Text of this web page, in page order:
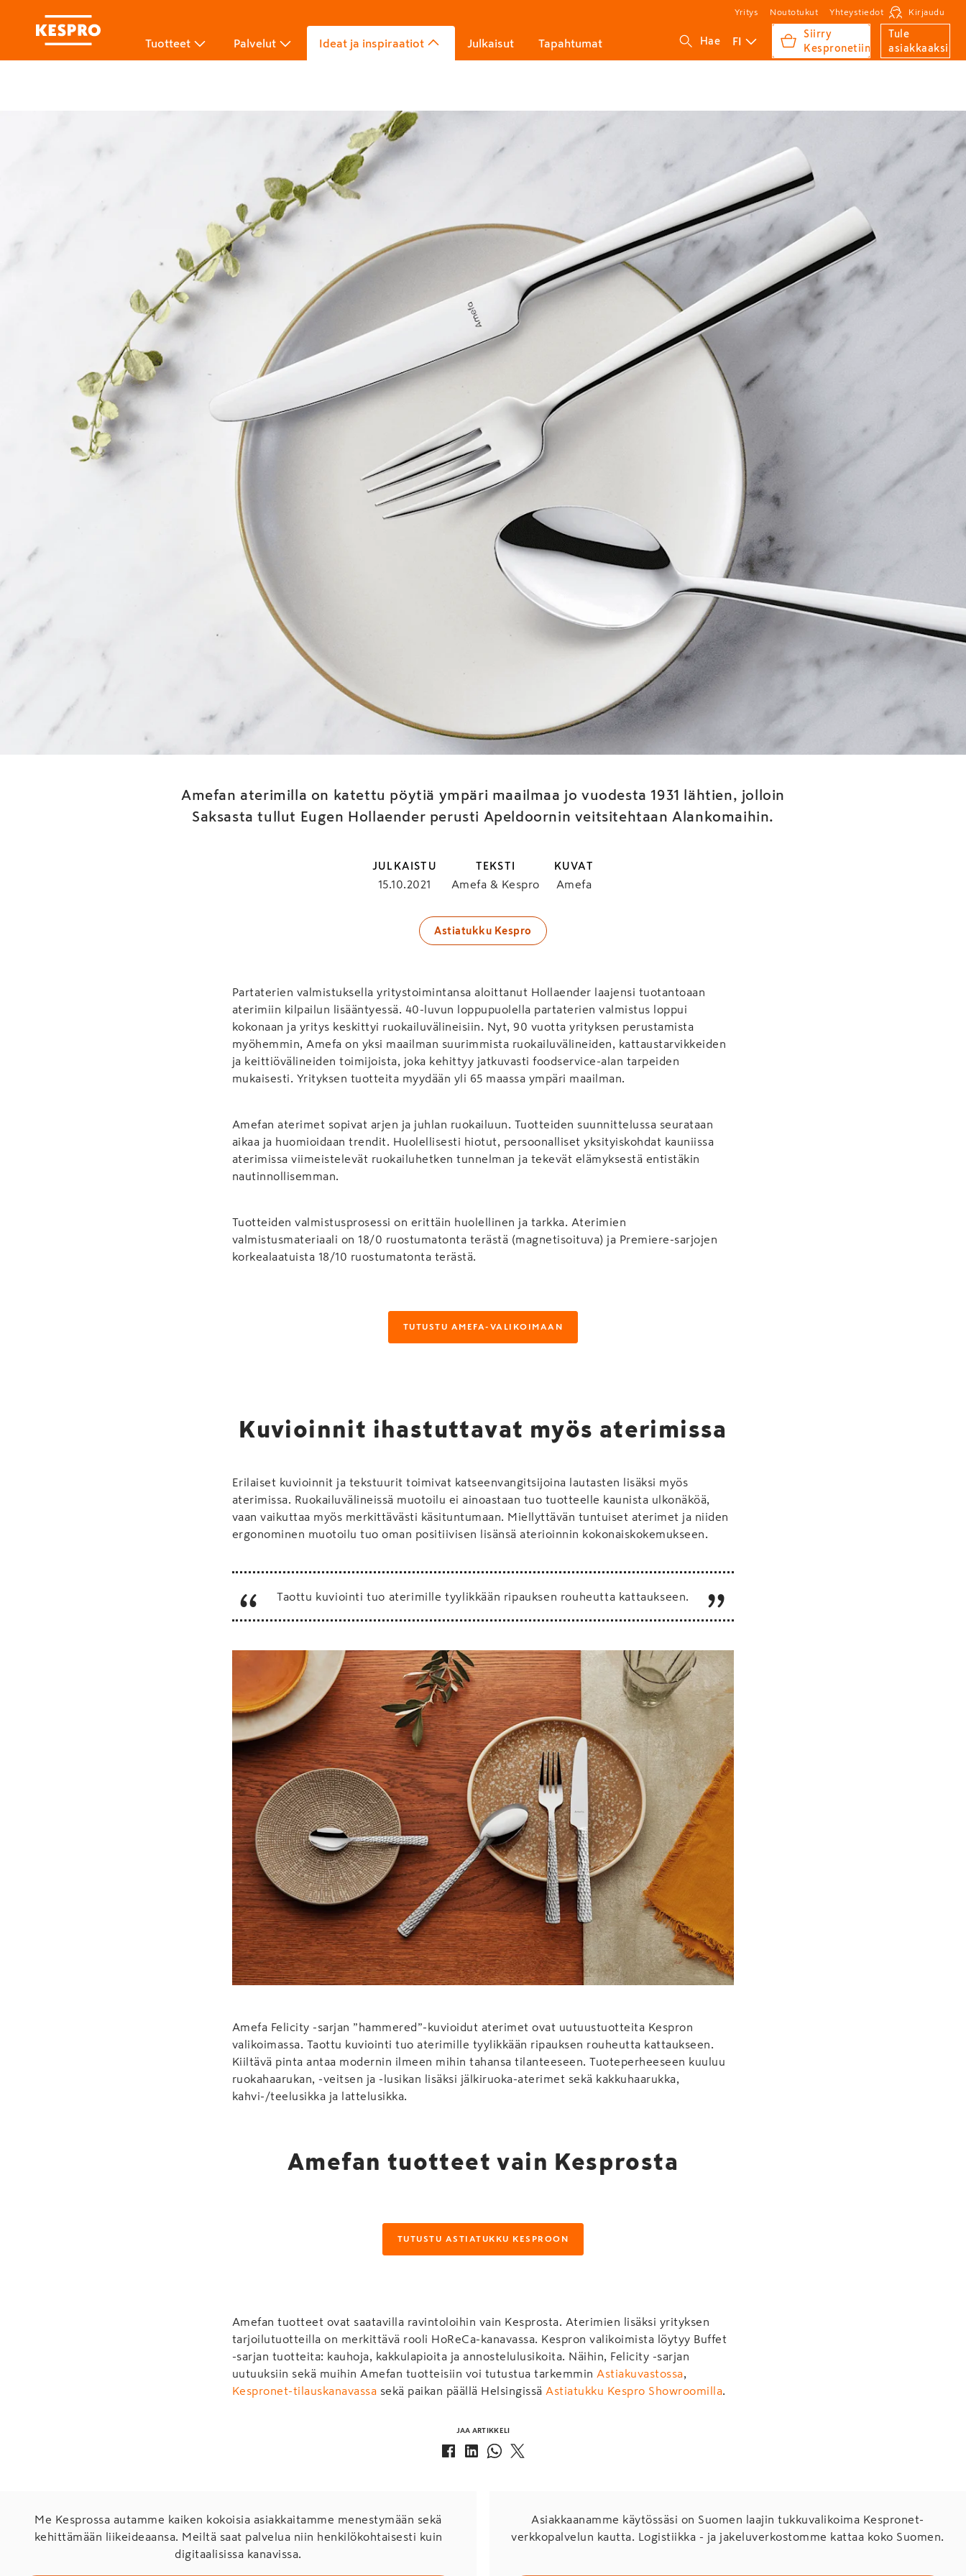
Yritys Noutotukut Yhteystiedot Kirjaudu
Tuotteet Palvelut Ideat ja inspiraatiot Julkaisut Tapahtumat Hae FI
Siirry
Kespronetiin
Tule
asiakkaaksi
Aterimistaan tunnettu Amefa viettää
90-vuotisjuhlavuottaan
Amefan aterimilla on katettu pöytiä ympäri maailmaa jo vuodesta 1931 lähtien, jolloin
Saksasta tullut Eugen Hollaender perusti Apeldoornin veitsitehtaan Alankomaihin.
JULKAISTU
15.10.2021
TEKSTI
Amefa & Kespro
KUVAT
Amefa
Astiatukku Kespro
Partaterien valmistuksella yritystoimintansa aloittanut Hollaender laajensi tuotantoaan
aterimiin kilpailun lisääntyessä. 40-luvun loppupuolella partaterien valmistus loppui
kokonaan ja yritys keskittyi ruokailuvälineisiin. Nyt, 90 vuotta yrityksen perustamista
myöhemmin, Amefa on yksi maailman suurimmista ruokailuvälineiden, kattaustarvikkeiden
ja keittiövälineiden toimijoista, joka kehittyy jatkuvasti foodservice-alan tarpeiden
mukaisesti. Yrityksen tuotteita myydään yli 65 maassa ympäri maailman.
Amefan aterimet sopivat arjen ja juhlan ruokailuun. Tuotteiden suunnittelussa seurataan
aikaa ja huomioidaan trendit. Huolellisesti hiotut, persoonalliset yksityiskohdat kauniissa
aterimissa viimeistelevät ruokailuhetken tunnelman ja tekevät elämyksestä entistäkin
nautinnollisemman.
Tuotteiden valmistusprosessi on erittäin huolellinen ja tarkka. Aterimien
valmistusmateriaali on 18/0 ruostumatonta terästä (magnetisoituva) ja Premiere-sarjojen
korkealaatuista 18/10 ruostumatonta terästä.
TUTUSTU AMEFA-VALIKOIMAAN
Kuvioinnit ihastuttavat myös aterimissa
Erilaiset kuvioinnit ja tekstuurit toimivat katseenvangitsijoina lautasten lisäksi myös
aterimissa. Ruokailuvälineissä muotoilu ei ainoastaan tuo tuotteelle kaunista ulkonäköä,
vaan vaikuttaa myös merkittävästi käsituntumaan. Miellyttävän tuntuiset aterimet ja niiden
ergonominen muotoilu tuo oman positiivisen lisänsä aterioinnin kokonaiskokemukseen.
Taottu kuviointi tuo aterimille tyylikkään ripauksen rouheutta kattaukseen.
Amefa Felicity -sarjan ”hammered”-kuvioidut aterimet ovat uutuustuotteita Kespron
valikoimassa. Taottu kuviointi tuo aterimille tyylikkään ripauksen rouheutta kattaukseen.
Kiiltävä pinta antaa modernin ilmeen mihin tahansa tilanteeseen. Tuoteperheeseen kuuluu
ruokahaarukan, -veitsen ja -lusikan lisäksi jälkiruoka-aterimet sekä kakkuhaarukka,
kahvi-/teelusikka ja lattelusikka.
Amefan tuotteet vain Kesprosta
TUTUSTU ASTIATUKKU KESPROON
Amefan tuotteet ovat saatavilla ravintoloihin vain Kesprosta. Aterimien lisäksi yrityksen
tarjoilutuotteilla on merkittävä rooli HoReCa-kanavassa. Kespron valikoimista löytyy Buffet
-sarjan tuotteita: kauhoja, kakkulapioita ja annostelulusikoita. Näihin, Felicity -sarjan
uutuuksiin sekä muihin Amefan tuotteisiin voi tutustua tarkemmin Astiakuvastossa
Kespronet-tilauskanavassa sekä paikan päällä Helsingissä Astiatukku Kespro Showroomilla
JAA ARTIKKELI
Me Kesprossa autamme kaiken kokoisia asiakkaitamme menestymään sekä
kehittämään liikeideaansa. Meiltä saat palvelua niin henkilökohtaisesti kuin
digitaalisissa kanavissa.
Asiakkaanamme käytössäsi on Suomen laajin tukkuvalikoima Kespronet-
verkkopalvelun kautta. Logistiikka - ja jakeluverkostomme kattaa koko Suomen.